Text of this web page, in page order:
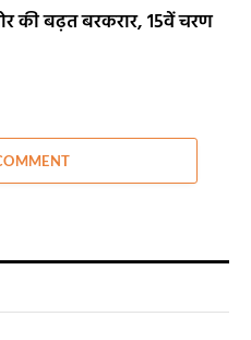
की बढ़त बरकरार, 15वें चरण